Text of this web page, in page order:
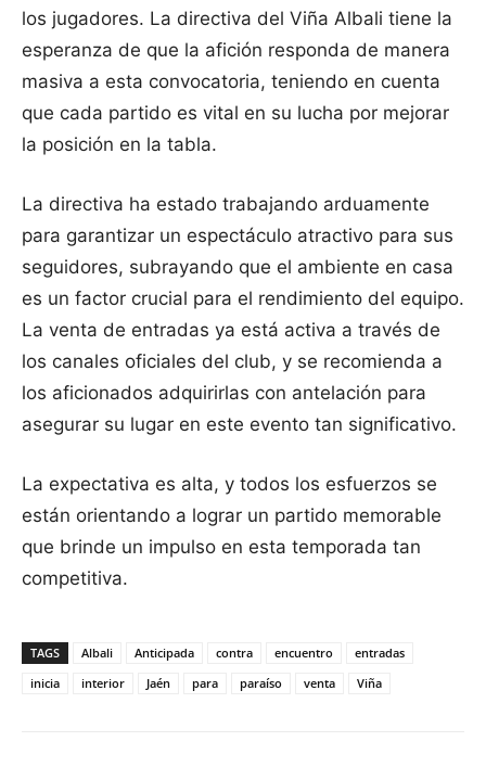
los jugadores. La directiva del Viña Albali tiene la
esperanza de que la afición responda de manera
masiva a esta convocatoria, teniendo en cuenta
que cada partido es vital en su lucha por mejorar
la posición en la tabla.
La directiva ha estado trabajando arduamente
para garantizar un espectáculo atractivo para sus
seguidores, subrayando que el ambiente en casa
es un factor crucial para el rendimiento del equipo.
La venta de entradas ya está activa a través de
los canales oficiales del club, y se recomienda a
los aficionados adquirirlas con antelación para
asegurar su lugar en este evento tan significativo.
La expectativa es alta, y todos los esfuerzos se
están orientando a lograr un partido memorable
que brinde un impulso en esta temporada tan
competitiva.
TAGS Albali Anticipada contra encuentro
entradas
inicia
interior Jaén para paraíso venta Viña